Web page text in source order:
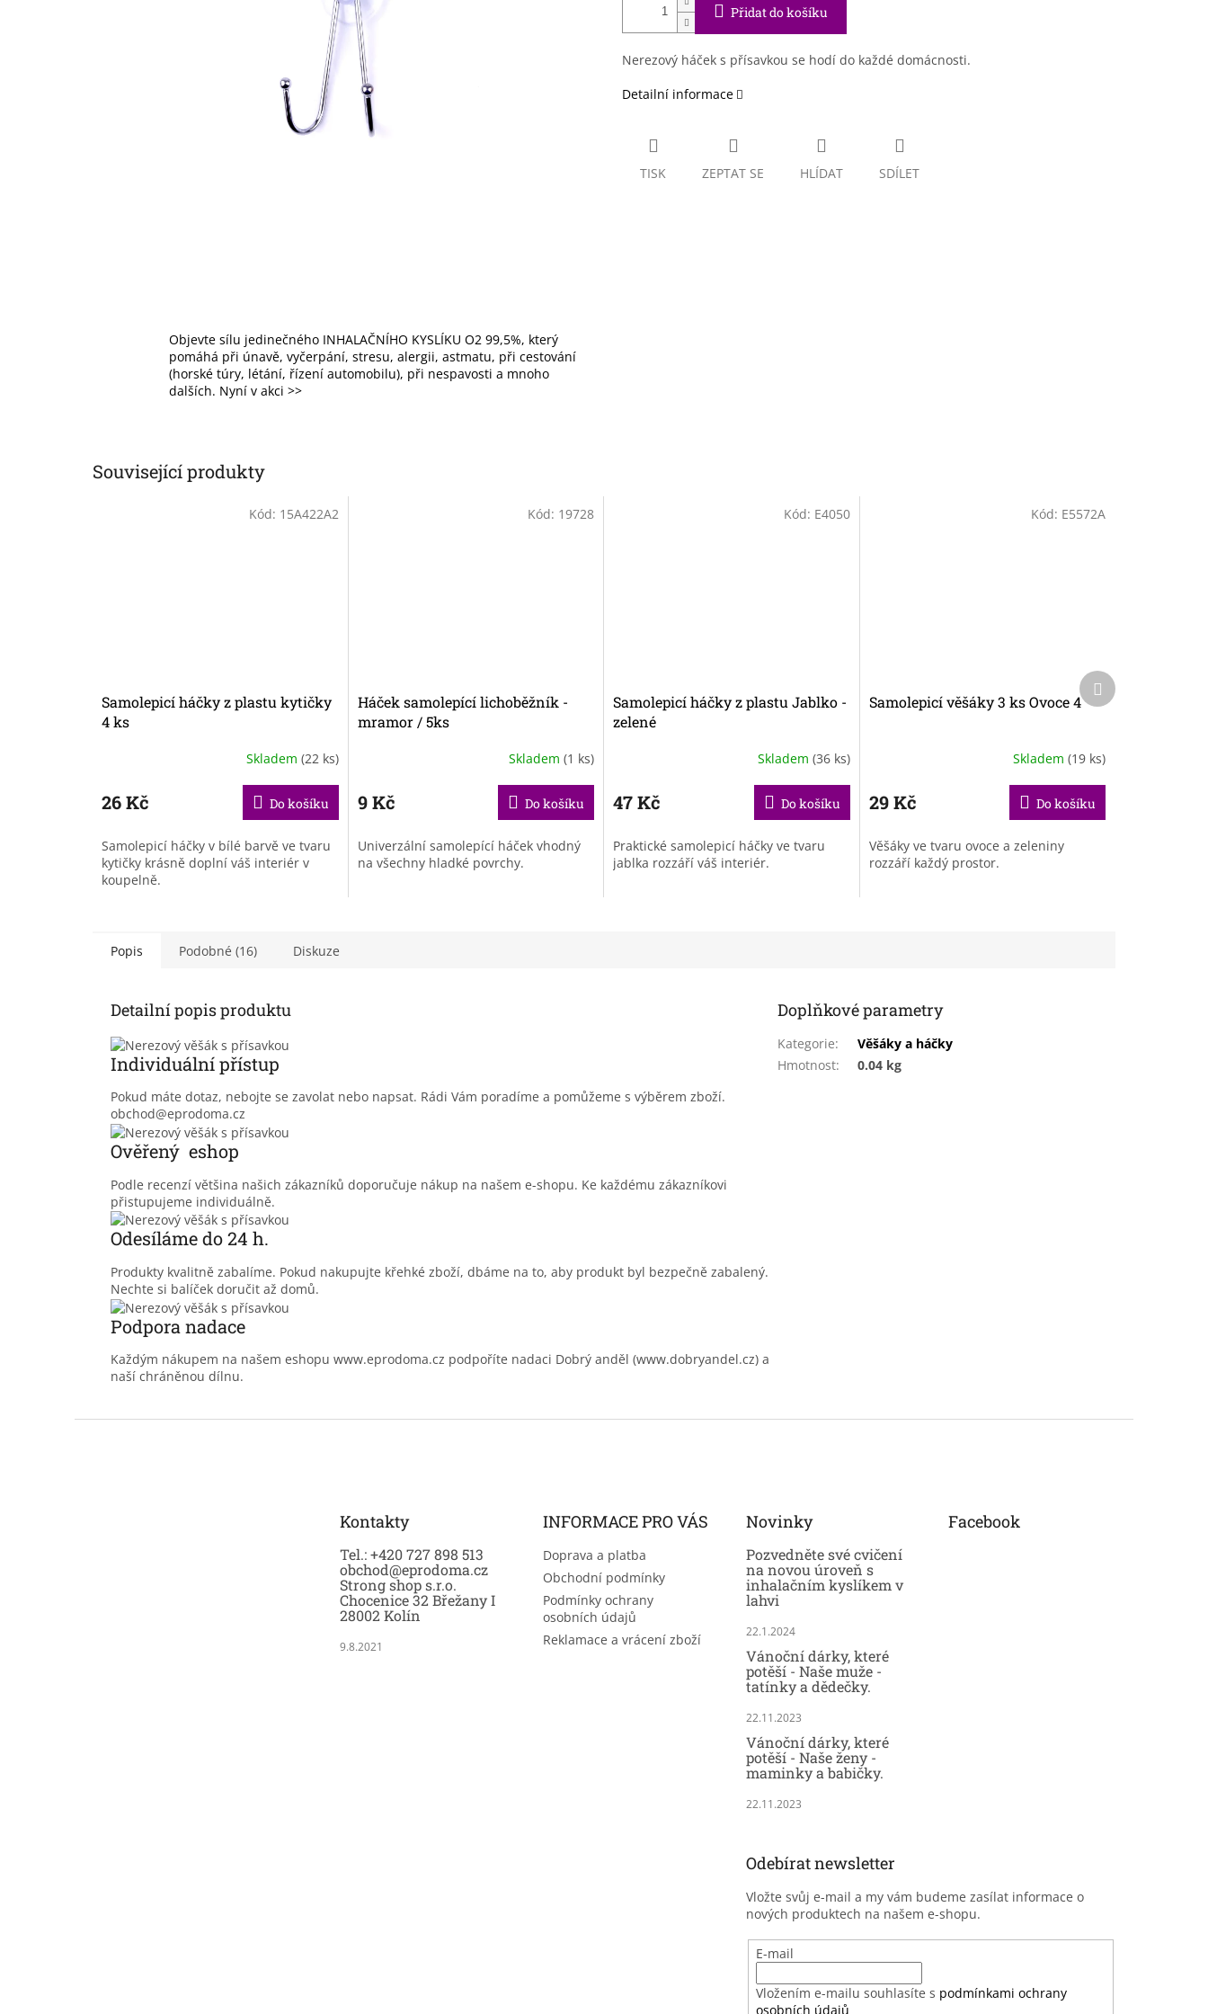
Přidat do košíku
Nerezový háček s přísavkou se hodí do každé domácnosti.
Detailní informace
TISK ZEPTAT SE HLÍDAT SDÍLET
Objevte sílu jedinečného INHALAČNÍHO KYSLÍKU O2 99,5%, který
pomáhá při únavě, vyčerpání, stresu, alergii, astmatu, při cestování
(horské túry, létání, řízení automobilu), při nespavosti a mnoho
dalších. Nyní v akci >>
Související produkty
Samolepicí háčky z plastu kytičky
4 ks
Skladem (22 ks)
26 Kč Do košíku
Samolepicí háčky v bílé barvě ve tvaru
kytičky krásně doplní váš interiér v
koupelně.
Kód: 15A422A2
Háček samolepící lichoběžník -
mramor / 5ks
Skladem (1 ks)
9 Kč Do košíku
Univerzální samolepící háček vhodný
na všechny hladké povrchy.
Kód: 19728
Samolepicí háčky z plastu Jablko -
zelené
Skladem (36 ks)
47 Kč Do košíku
Praktické samolepicí háčky ve tvaru
jablka rozzáří váš interiér.
Kód: E4050
Samolepicí věšáky 3 ks Ovoce 4
Skladem (19 ks)
29 Kč Do košíku
Věšáky ve tvaru ovoce a zeleniny
rozzáří každý prostor.
Kód: E5572A
Další
produkt
Popis Podobné (16) Diskuze
Detailní popis produktu
Individuální přístup
Pokud máte dotaz, nebojte se zavolat nebo napsat. Rádi Vám poradíme a pomůžeme s výběrem zboží.
obchod@eprodoma.cz
Ověřený eshop
Podle recenzí většina našich zákazníků doporučuje nákup na našem e-shopu. Ke každému zákazníkovi
přistupujeme individuálně.
Odesíláme do 24 h.
Produkty kvalitně zabalíme. Pokud nakupujte křehké zboží, dbáme na to, aby produkt byl bezpečně zabalený.
Nechte si balíček doručit až domů.
Podpora nadace
Každým nákupem na našem eshopu www.eprodoma.cz podpoříte nadaci Dobrý anděl (www.dobryandel.cz) a
naší chráněnou dílnu.
Doplňkové parametry
Kategorie:
Věšáky a háčky
Hmotnost: 0.04 kg
Kontakty
Tel.: +420 727 898 513
obchod@eprodoma.cz
Strong shop s.r.o.
Chocenice 32 Břežany I
28002 Kolín
9.8.2021
INFORMACE PRO VÁS
Doprava a platba
Obchodní podmínky
Podmínky ochrany
osobních údajů
Reklamace a vrácení zboží
Novinky
Pozvedněte své cvičení
na novou úroveň s
inhalačním kyslíkem v
lahvi
22.1.2024
Vánoční dárky, které
potěší - Naše muže -
tatínky a dědečky.
22.11.2023
Vánoční dárky, které
potěší - Naše ženy -
maminky a babičky.
22.11.2023
Facebook
Odebírat newsletter
Vložte svůj e-mail a my vám budeme zasílat informace o
nových produktech na našem e-shopu.
E-mail
Vložením e-mailu souhlasíte s podmínkami ochrany
osobních údajů